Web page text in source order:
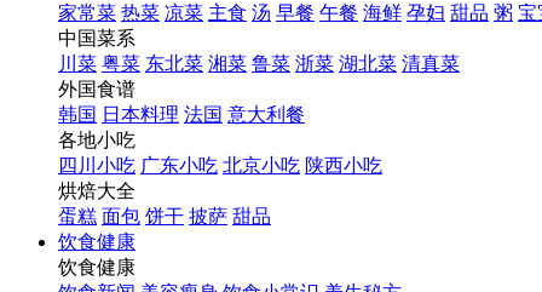
家常菜 热菜 凉菜 主食 汤 早餐 午餐 海鲜 孕妇 甜品 粥 宝
中国菜系
川菜 粤菜 东北菜 湘菜 鲁菜 浙菜 湖北菜 清真菜
外国食谱
韩国 日本料理 法国 意大利餐
各地小吃
四川小吃 广东小吃 北京小吃 陕西小吃
烘焙大全
蛋糕 面包 饼干 披萨 甜品
饮食健康
饮食健康